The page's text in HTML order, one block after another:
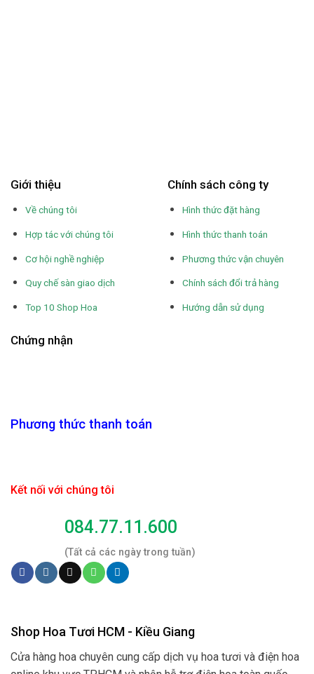
Giới thiệu
Về chúng tôi
Hợp tác với chúng tôi
Cơ hội nghề nghiệp
Quy chế sàn giao dịch
Top 10 Shop Hoa
Chứng nhận
Chính sách công ty
Hình thức đặt hàng
Hình thức thanh toán
Phương thức vận chuyên
Chính sách đổi trả hàng
Hướng dẫn sử dụng
Phương thức thanh toán
Kết nối với chúng tôi
084.77.11.600
(Tất cả các ngày trong tuần)
Shop Hoa Tươi HCM - Kiều Giang
Cửa hàng hoa chuyên cung cấp dịch vụ hoa tươi và điện hoa